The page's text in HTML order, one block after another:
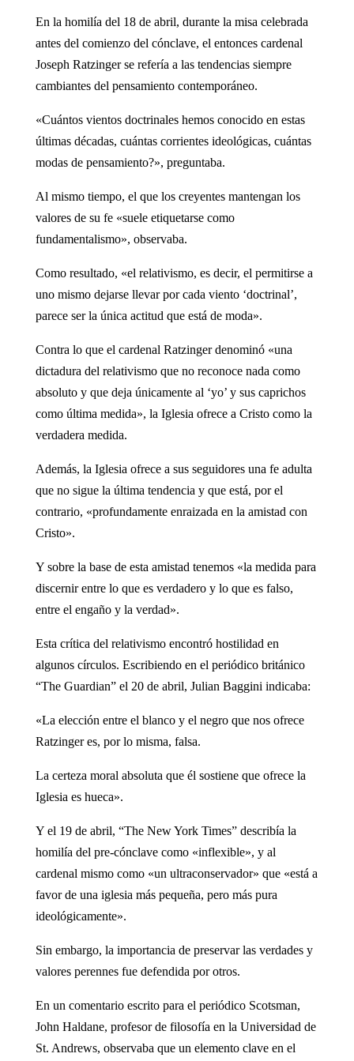
En la homilía del 18 de abril, durante la misa celebrada
antes del comienzo del cónclave, el entonces cardenal
Joseph Ratzinger se refería a las tendencias siempre
cambiantes del pensamiento contemporáneo.
«Cuántos vientos doctrinales hemos conocido en estas
últimas décadas, cuántas corrientes ideológicas, cuántas
modas de pensamiento?», preguntaba.
Al mismo tiempo, el que los creyentes mantengan los
valores de su fe «suele etiquetarse como
fundamentalismo», observaba.
Como resultado, «el relativismo, es decir, el permitirse a
uno mismo dejarse llevar por cada viento ‘doctrinal’,
parece ser la única actitud que está de moda».
Contra lo que el cardenal Ratzinger denominó «una
dictadura del relativismo que no reconoce nada como
absoluto y que deja únicamente al ‘yo’ y sus caprichos
como última medida», la Iglesia ofrece a Cristo como la
verdadera medida.
Además, la Iglesia ofrece a sus seguidores una fe adulta
que no sigue la última tendencia y que está, por el
contrario, «profundamente enraizada en la amistad con
Cristo».
Y sobre la base de esta amistad tenemos «la medida para
discernir entre lo que es verdadero y lo que es falso,
entre el engaño y la verdad».
Esta crítica del relativismo encontró hostilidad en
algunos círculos. Escribiendo en el periódico británico
“The Guardian” el 20 de abril, Julian Baggini indicaba:
«La elección entre el blanco y el negro que nos ofrece
Ratzinger es, por lo misma, falsa.
La certeza moral absoluta que él sostiene que ofrece la
Iglesia es hueca».
Y el 19 de abril, “The New York Times” describía la
homilía del pre-cónclave como «inflexible», y al
cardenal mismo como «un ultraconservador» que «está a
favor de una iglesia más pequeña, pero más pura
ideológicamente».
Sin embargo, la importancia de preservar las verdades y
valores perennes fue defendida por otros.
En un comentario escrito para el periódico Scotsman,
John Haldane, profesor de filosofía en la Universidad de
St. Andrews, observaba que un elemento clave en el